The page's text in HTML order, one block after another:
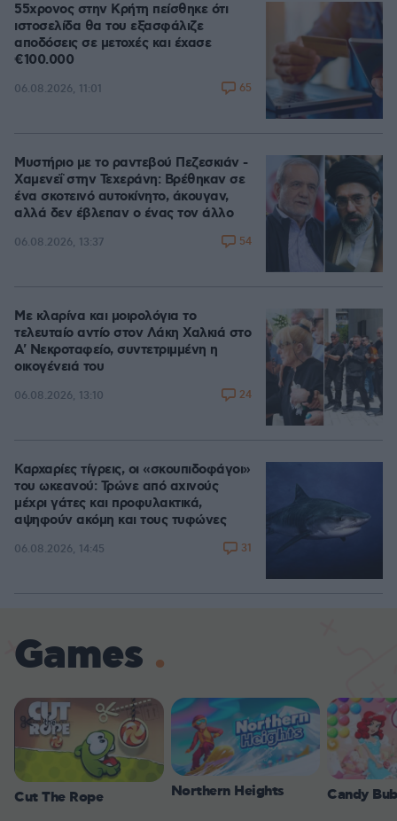
55χρονος στην Κρήτη πείσθηκε ότι
ιστοσελίδα θα του εξασφάλιζε
αποδόσεις σε μετοχές και έχασε
€100.000
06.08.2026, 11:01 65
Μυστήριο με το ραντεβού Πεζεσκιάν -
Χαμενεΐ στην Τεχεράνη: Βρέθηκαν σε
ένα σκοτεινό αυτοκίνητο, άκουγαν,
αλλά δεν έβλεπαν ο ένας τον άλλο
06.08.2026, 13:37 54
Με κλαρίνα και μοιρολόγια το
τελευταίο αντίο στον Λάκη Χαλκιά στο
A' Νεκροταφείο, συντετριμμένη η
οικογένειά του
06.08.2026, 13:10 24
Καρχαρίες τίγρεις, οι «σκουπιδοφάγοι»
του ωκεανού: Τρώνε από αχινούς
μέχρι γάτες και προφυλακτικά,
αψηφούν ακόμη και τους τυφώνες
06.08.2026, 14:45 31
Games
Cut The Rope Northern Heights Candy